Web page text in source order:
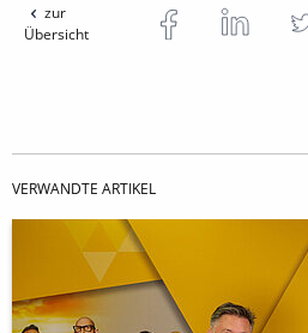
zur
Übersicht
VERWANDTE ARTIKEL